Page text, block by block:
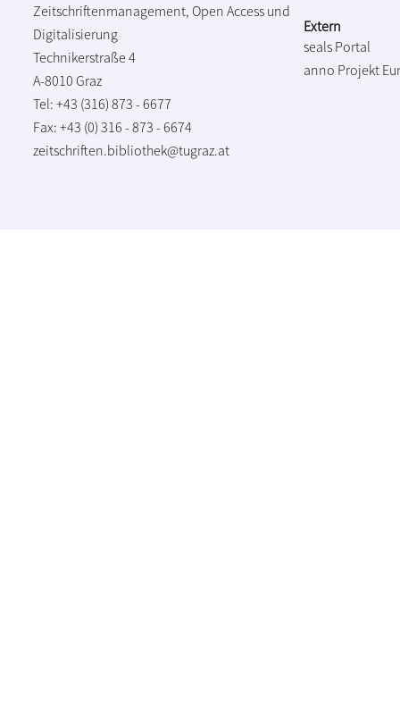
Zeitschriftenmanagement, Open Access und
Digitalisierung
Technikerstraße 4
A-8010 Graz
Tel: +43 (316) 873 - 6677
Fax: +43 (0) 316 - 873 - 6674
zeitschriften.bibliothek@tugraz.at
Extern
seals Portal
anno Projekt